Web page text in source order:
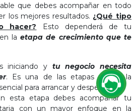
que debes acompañar en todo
los mejores resultados. ¿Qué tipo
hacer? Esto dependerá de tu
laetapa de crecimiento que te
iniciando y tu negocio necesita
. Es una de las etapas donde la
para arrancar y despegar.
esta etapa debes acompañar tu
con un mayor enfoque en la